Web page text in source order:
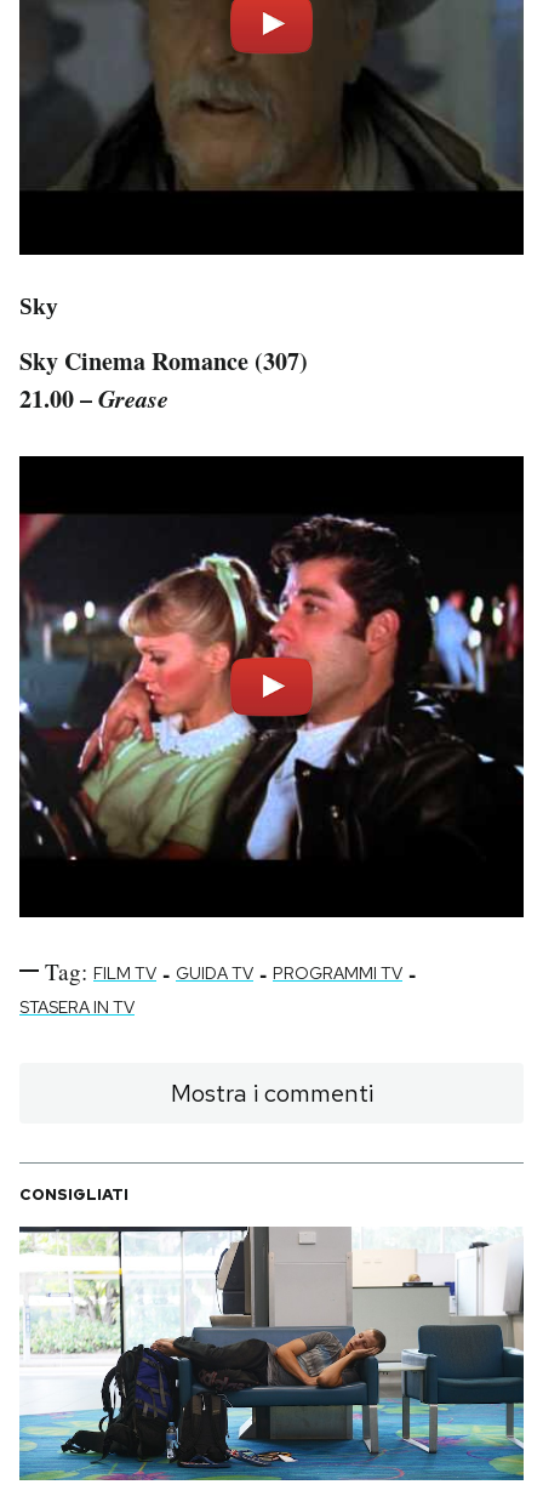
Sky
Sky Cinema Romance (307)
21.00 –Grease
Tag: FILM TV - GUIDA TV - PROGRAMMI TV -
STASERA IN TV
Mostra i commenti
CONSIGLIATI